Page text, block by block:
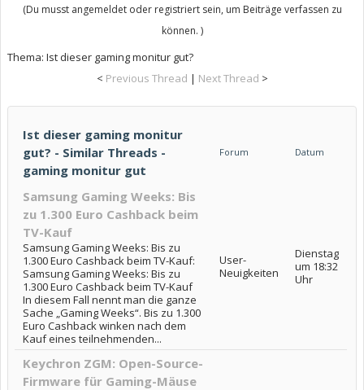
(Du musst angemeldet oder registriert sein, um Beiträge verfassen zu
können. )
Thema: Ist dieser gaming monitur gut?
< Previous Thread | Next Thread >
Ist dieser gaming monitur
gut? - Similar Threads -
gaming monitur gut
Forum Datum
Samsung Gaming Weeks: Bis
zu 1.300 Euro Cashback beim
TV-Kauf
Samsung Gaming Weeks: Bis zu
1.300 Euro Cashback beim TV-Kauf:
Samsung Gaming Weeks: Bis zu
1.300 Euro Cashback beim TV-Kauf
In diesem Fall nennt man die ganze
Sache „Gaming Weeks“. Bis zu 1.300
Euro Cashback winken nach dem
Kauf eines teilnehmenden...
User-
Neuigkeiten
Dienstag
um 18:32
Uhr
Keychron ZGM: Open-Source-
Firmware für Gaming-Mäuse